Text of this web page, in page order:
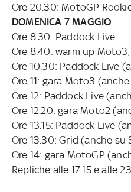
Ore 20.30: MotoGP
DOMENICA 7 MAGGIO
Ore 8.30: Paddock Live
Ore 8.40: warm up
Ore 10.30: Paddock Live
Ore 11: gara Moto3
Ore 12: Paddock Live
Ore 12.20: gara Moto2
Ore 13.15: Paddock Live
Ore 13.30: Grid (anche su
Ore 14: gara MotoGP
Repliche alle 17.15 e alle